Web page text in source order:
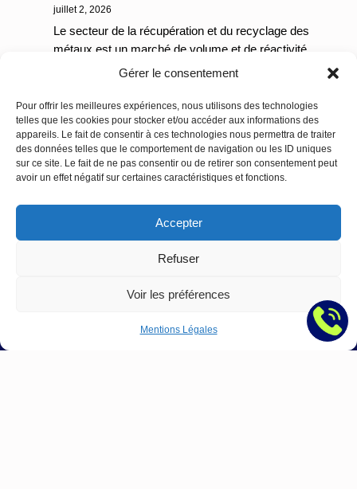
Gérer le consentement
Pour offrir les meilleures expériences, nous utilisons des technologies
telles que les cookies pour stocker et/ou accéder aux informations des
appareils. Le fait de consentir à ces technologies nous permettra de traiter
des données telles que le comportement de navigation ou les ID uniques
sur ce site. Le fait de ne pas consentir ou de retirer son consentement peut
avoir un effet négatif sur certaines caractéristiques et fonctions.
Accepter
Refuser
Voir les préférences
Mentions Légales
apportent
vos
futurs
juillet 2, 2026
Le secteur de la récupération et du recyclage des
métaux est un marché de volume et de réactivité.
Lire la suite
et
Recyclage
de
métaux
:
vos
les